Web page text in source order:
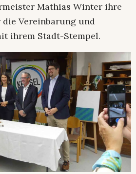
Mathias Winter ihre
Vereinbarung und
ihrem Stadt-Stempel.